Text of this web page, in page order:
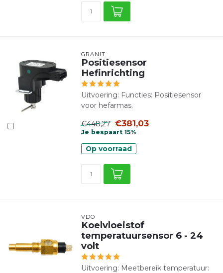
GRANIT
Positiesensor
Hefinrichting
Uitvoering: Functies: Positiesensor
voor hefarmas.
€448,27 €381,03
Je bespaart 15%
Op voorraad
VDO
Koelvloeistof
temperatuursensor 6 - 24
volt
Uitvoering: Meetbereik temperatuur: